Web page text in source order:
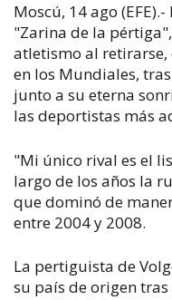
Moscú, 14 ago
"Zarina de la
atletismo al
en los Mundiales,
junto a su eterna
las deportistas más
"Mi único rival es el
largo de los años la
que dominó de
entre 2004 y 2008.
La pertiguista de
su país de origen